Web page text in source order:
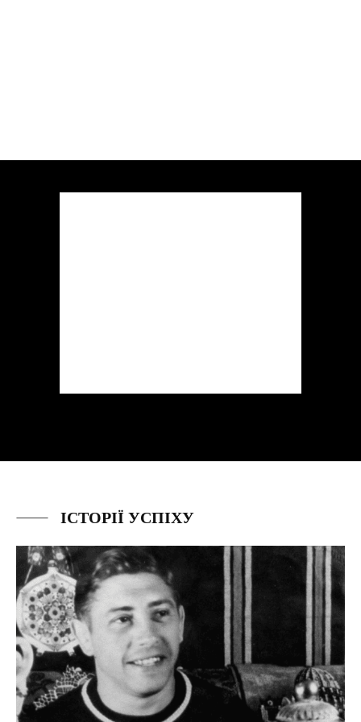
ІСТОРІЇ УСПІХУ